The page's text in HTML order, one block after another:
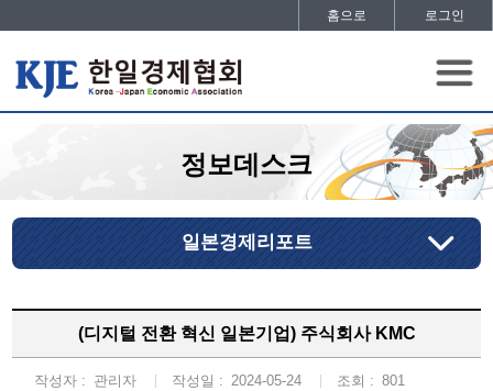
홈으로 로그인
정보데스크
일본경제리포트
(디지털 전환 혁신 일본기업) 주식회사 KMC
작성자 : 관리자 작성일 : 2024-05-24 조회 : 801